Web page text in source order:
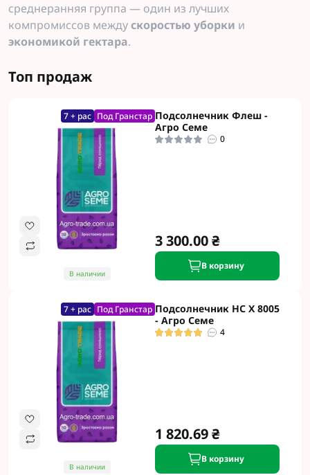
среднеранняя группа — один из лучших
компромиссов междускоростью уборки и
экономикой гектара.
Топ продаж
7 + рас Под Гранстар
В наличии
Подсолнечник Флеш -
Агро Семе
0
3 300.00 ₴
В корзину
7 + рас Под Гранстар
В наличии
Подсолнечник НС Х 8005
- Агро Семе
4
1 820.69 ₴
В корзину